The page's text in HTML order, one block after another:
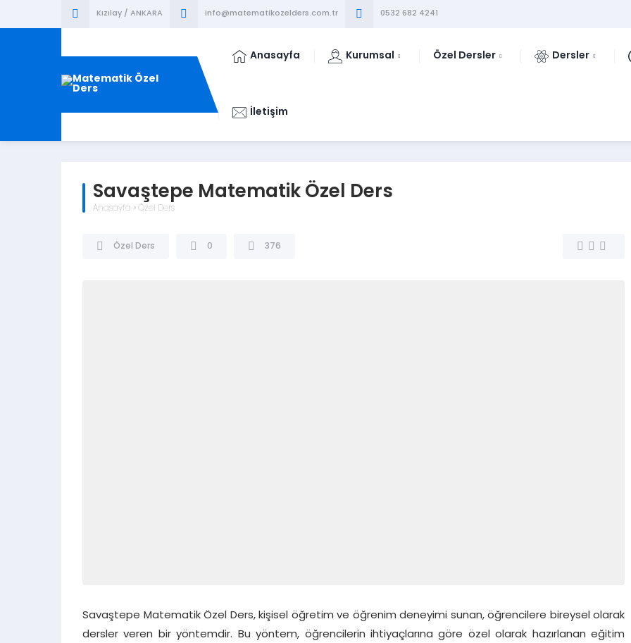
Kızılay / ANKARA info@matematikozelders.com.tr 0532 682 4241
Anasayfa Kurumsal Özel Dersler Dersler
İletişim
Savaştepe Matematik Özel Ders
Anasayfa » Özel Ders
Özel Ders 0 376
Savaştepe Matematik Özel Ders, kişisel öğretim ve öğrenim deneyimi sunan, öğrencilere bireysel olarak
dersler veren bir yöntemdir. Bu yöntem, öğrencilerin ihtiyaçlarına göre özel olarak hazırlanan eğitim